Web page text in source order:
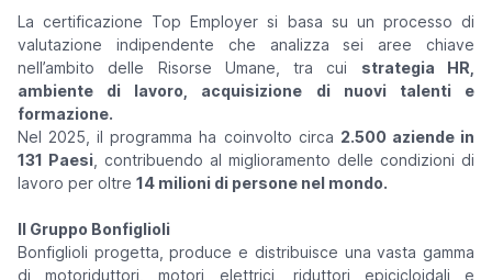
La certificazione Top Employer si basa su un processo di
valutazione indipendente che analizza sei aree chiave
nell’ambito delle Risorse Umane, tra cui strategia HR,
ambiente di lavoro, acquisizione di nuovi talenti e
formazione.
Nel 2025, il programma ha coinvolto circa 2.500 aziende in
131 Paesi , contribuendo al miglioramento delle condizioni di
lavoro per oltre 14 milioni di persone nel mondo.
Il Gruppo Bonfiglioli
Bonfiglioli progetta, produce e distribuisce una vasta gamma
di motoriduttori, motori elettrici, riduttori epicicloidali e